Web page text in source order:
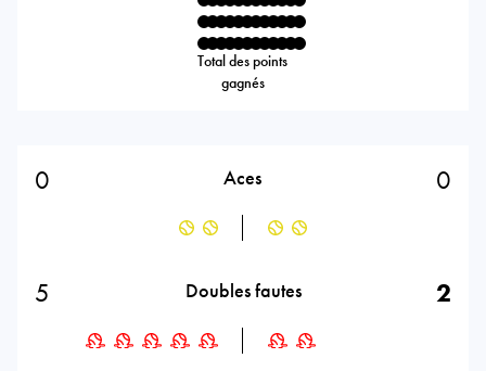
Total des points
gagnés
0 Aces 0
5 Doubles fautes 2